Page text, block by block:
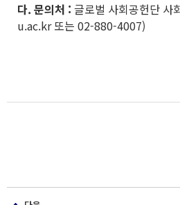
다. 문의처 : 글로벌 사회공헌단
u.ac.kr 또는 02-880-4007)